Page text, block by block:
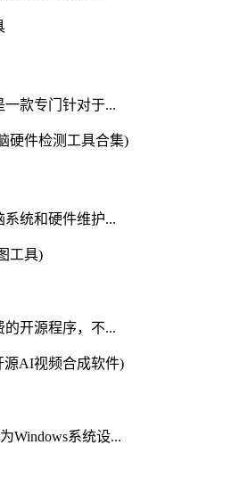
款专门针对于...
系统和硬件维护...
的开源程序，不...
Windows系统设...